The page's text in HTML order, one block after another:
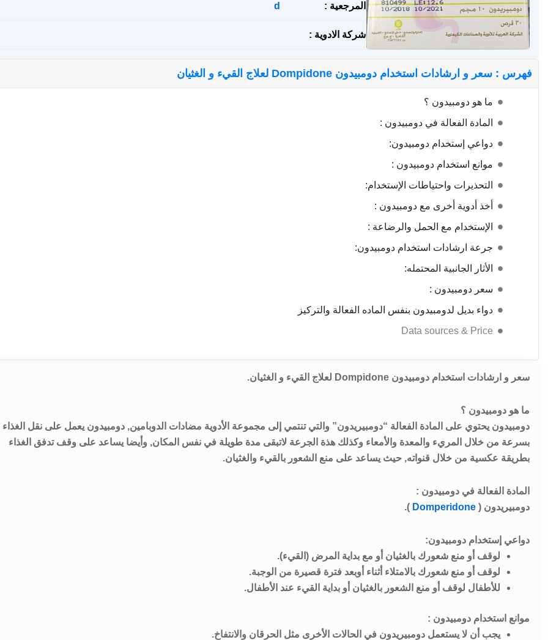
المرجعية : d
شركة الادوية :
فهرس : سعر و ارشادات استخدام دومبيدون Dompidone لعلاج القيء و الغثيان
ما هو دومبيدون ؟
المادة الفعالة في دومبيدون :
دواعي إستخدام دومبيدون:
موانع استخدام دومبيدون :
التحذيرات واحتياطات الإستخدام:
أخذ أدوية أخرى مع دومبيدون :
الإستخدام مع الحمل والرضاعة :
جرعة ارشادات استخدام دومبيدون:
الأثار الجانبية المحتمله:
سعر دومبيدون :
دواء بديل لدومبيدون بنفس الماده الفعالة والتركيز
Data sources & Price
سعر و ارشادات استخدام دومبيدون Dompidone لعلاج القيء و الغثيان.
ما هو دومبيدون ؟
دومبيدون يحتوي على المادة الفعالة “دومبيريدون” والتي تنتمي إلى مجموعة الأدوية مضادات الدوبامين, دومبيدون يعمل على نقل الغذاء
بسرعة من خلال المريء والمعدة والأمعاء وكذلك هذة الجرعة لاتبقى مدة طويلة في نفس المكان, وأيضا يساعد على وقف تدفق الغذاء
بطريقة عكسية من خلال قنواته, حيث يساعد على منع الشعور بالقيء والغثيان.
المادة الفعالة في دومبيدون :
دومبيريدون ( Domperidone
).
دواعي إستخدام دومبيدون:
لوقف أو منع شعورك بالغثيان أو مع بداية المرض (القيء).
لوقف أو منع شعورك بالامتلاء أثناء أوبعد فترة قصيرة من الوجبة.
للأطفال لوقف أو منع الشعور بالغثيان أو بداية القيء عند الأطفال.
موانع استخدام دومبيدون :
يجب أن لا يستعمل دومبيريدون في الحالات الأخرى مثل الحرقان والانتفاخ.